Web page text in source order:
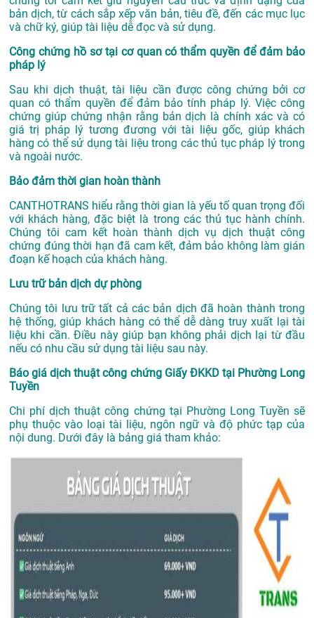
bản dịch, từ cách sắp xếp văn bản, tiêu đề, đến các mục lục
và chữ ký, giúp tài liệu dễ đọc và sử dụng.
Công chứng hồ sơ tại cơ quan có thẩm quyền để đảm bảo
pháp lý
Sau khi dịch thuật, tài liệu cần được công chứng bởi cơ
quan có thẩm quyền để đảm bảo tính pháp lý. Việc công
chứng giúp chứng nhận rằng bản dịch là chính xác và có
giá trị pháp lý tương đương với tài liệu gốc, giúp khách
hàng có thể sử dụng tài liệu trong các thủ tục pháp lý trong
và ngoài nước.
Bảo đảm thời gian hoàn thành
CANTHOTRANS hiểu rằng thời gian là yếu tố quan trọng đối
với khách hàng, đặc biệt là trong các thủ tục hành chính.
Chúng tôi cam kết hoàn thành dịch vụ dịch thuật công
chứng đúng thời hạn đã cam kết, đảm bảo không làm gián
đoạn kế hoạch của khách hàng.
Lưu trữ bản dịch dự phòng
Chúng tôi lưu trữ tất cả các bản dịch đã hoàn thành trong
hệ thống, giúp khách hàng có thể dễ dàng truy xuất lại tài
liệu khi cần. Điều này giúp bạn không phải dịch lại từ đầu
nếu có nhu cầu sử dụng tài liệu sau này.
Báo giá dịch thuật công chứng Giấy ĐKKD tại Phường Long
Tuyền
Chi phí dịch thuật công chứng tại Phường Long Tuyền sẽ
phụ thuộc vào loại tài liệu, ngôn ngữ và độ phức tạp của
nội dung. Dưới đây là bảng giá tham khảo: